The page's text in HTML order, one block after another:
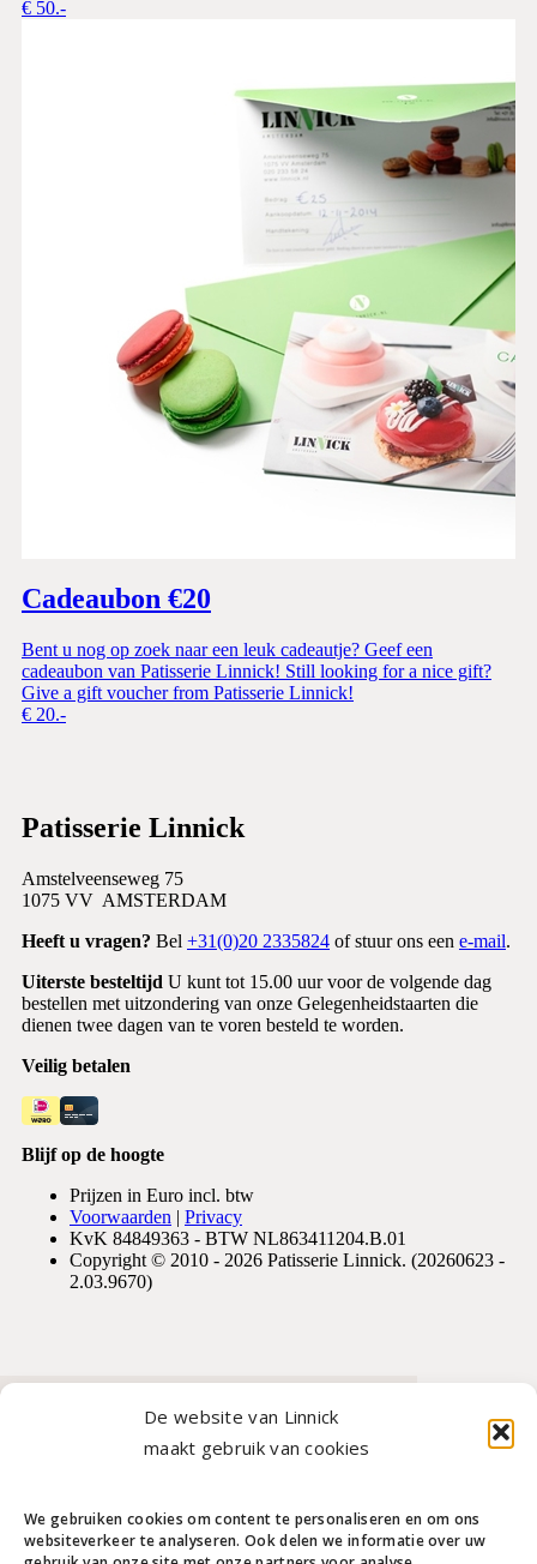
De website van Linnick
maakt gebruik van cookies
We gebruiken cookies om content te personaliseren en om ons
websiteverkeer te analyseren. Ook delen we informatie over uw
Je vindt ons hier